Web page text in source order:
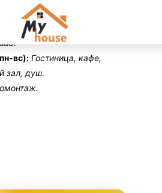
вс): Гостиница, кафе,
зал, душ.